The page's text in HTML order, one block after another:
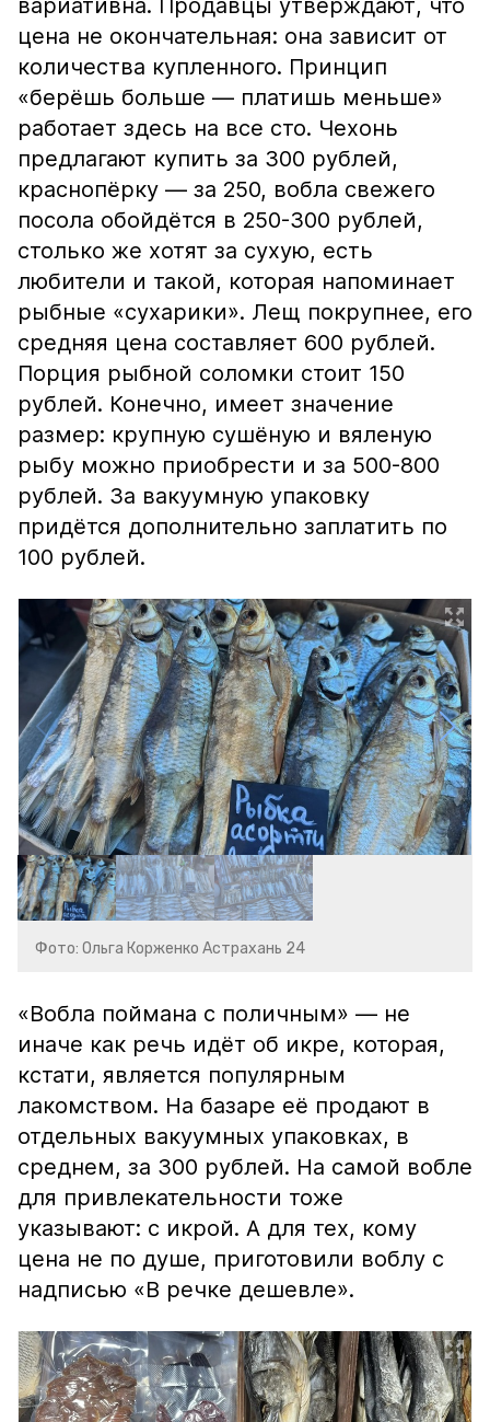
вариативна. Продавцы утверждают, что
цена не окончательная: она зависит от
количества купленного. Принцип
«берёшь больше — платишь меньше»
работает здесь на все сто. Чехонь
предлагают купить за 300 рублей,
краснопёрку — за 250, вобла свежего
посола обойдётся в 250-300 рублей,
столько же хотят за сухую, есть
любители и такой, которая напоминает
рыбные «сухарики». Лещ покрупнее, его
средняя цена составляет 600 рублей.
Порция рыбной соломки стоит 150
рублей. Конечно, имеет значение
размер: крупную сушёную и вяленую
рыбу можно приобрести и за 500-800
рублей. За вакуумную упаковку
придётся дополнительно заплатить по
100 рублей.
Фото: Ольга Корженко Астрахань 24
«Вобла поймана с поличным» — не
иначе как речь идёт об икре, которая,
кстати, является популярным
лакомством. На базаре её продают в
отдельных вакуумных упаковках, в
среднем, за 300 рублей. На самой вобле
для привлекательности тоже
указывают: с икрой. А для тех, кому
цена не по душе, приготовили воблу с
надписью «В речке дешевле».